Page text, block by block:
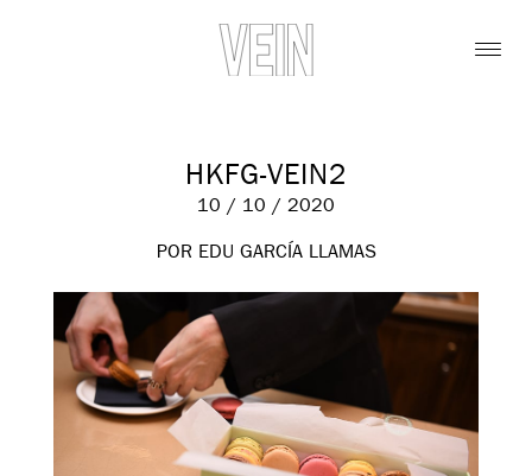
HKFG-VEIN2
10 / 10 / 2020
POR EDU GARCÍA LLAMAS